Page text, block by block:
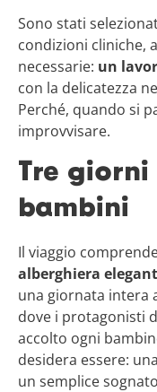
Sono stati
condizioni cliniche,
necessarie: un
con la delicatezza
Perché, quando si
improvvisare.
Tre
bambini
Il viaggio
alberghiera
una giornata intera
dove i protagonisti
accolto ogni
desidera essere:
un semplice